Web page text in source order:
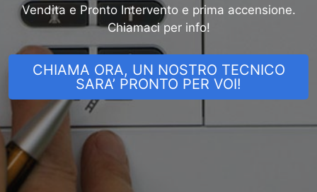
Vendita e Pronto Intervento e prima accensione.
Chiamaci per info!
CHIAMA ORA, UN NOSTRO TECNICO
SARA’ PRONTO PER VOI!